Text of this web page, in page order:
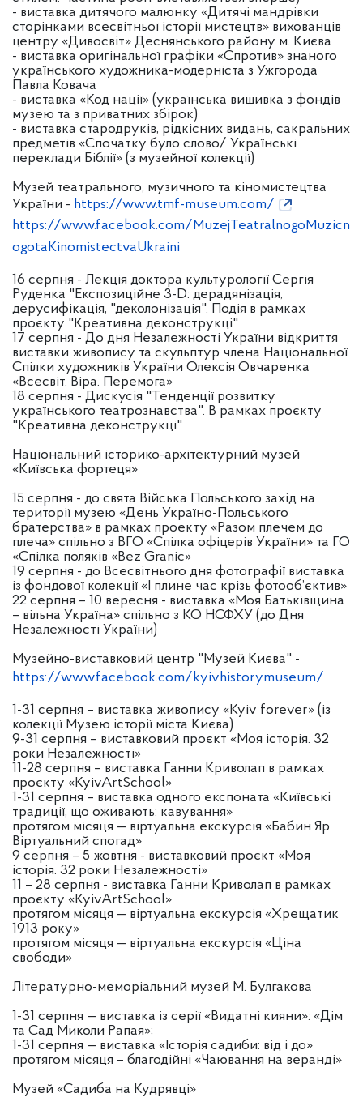
- виставка дитячого малюнку «Дитячі мандрівки
сторінками всесвітньої історії мистецтв» вихованців
центру «Дивосвіт» Деснянського району м. Києва
- виставка оригінальної графіки «Спротив» знаного
українського художника-модерніста з Ужгорода
Павла Ковача
- виставка «Код нації» (українська вишивка з фондів
музею та з приватних збірок)
- виставка стародруків, рідкісних видань, сакральних
предметів «Спочатку було слово/ Українські
переклади Біблії» (з музейної колекції)
Музей театрального, музичного та кіномистецтва
України - https://www.tmf-museum.com/
https://www.facebook.com/MuzejTeatralnogoMuzicn
ogotaKinomistectvaUkraini
16 серпня - Лекція доктора культурології Сергія
Руденка "Експозиційне 3-D: дерадянізація,
дерусифікація, "деколонізація". Подія в рамках
проєкту "Креативна деконструкці"
17 серпня - До дня Незалежності України відкриття
виставки живопису та скульптур члена Національної
Спілки художників України Олексія Овчаренка
«Всесвіт. Віра. Перемога»
18 серпня - Дискусія "Тенденції розвитку
українського театрознавства". В рамках проєкту
"Креативна деконструкці"
Національний історико-архітектурний музей
«Київська фортеця»
15 серпня - до свята Війська Польського захід на
території музею «День Україно-Польського
братерства» в рамках проекту «Разом плечем до
плеча» спільно з ВГО «Спілка офіцерів України» та ГО
«Спілка поляків «Bez Granic»
19 серпня - до Всесвітнього дня фотографії виставка
із фондової колекції «І плине час крізь фотооб’єктив»
22 серпня – 10 вересня - виставка «Моя Батьківщина
– вільна Україна» спільно з КО НСФХУ (до Дня
Незалежності України)
Музейно-виставковий центр "Музей Києва" -
https://www.facebook.com/kyivhistorymuseum/
1-31 серпня – виставка живопису «Kyiv forever» (із
колекції Музею історії міста Києва)
9-31 серпня – виставковий проєкт «Моя історія. 32
роки Незалежності»
11-28 серпня – виставка Ганни Криволап в рамках
проєкту «KyivArtSchool»
1-31 серпня – виставка одного експоната «Київські
традиції, що оживають: кавування»
протягом місяця — віртуальна екскурсія «Бабин Яр.
Віртуальний спогад»
9 серпня – 5 жовтня - виставковий проєкт «Моя
історія. 32 роки Незалежності»
11 – 28 серпня - виставка Ганни Криволап в рамках
проєкту «KyivArtSchool»
протягом місяця — віртуальна екскурсія «Хрещатик
1913 року»
протягом місяця — віртуальна екскурсія «Ціна
свободи»
Літературно-меморіальний музей М. Булгакова
1-31 серпня — виставка із серії «Видатні кияни»: «Дім
та Сад Миколи Рапая»;
1-31 серпня — виставка «Історія садиби: від і до»
протягом місяця – благодійні «Чаювання на веранді»
Музей «Садиба на Кудрявці»